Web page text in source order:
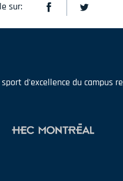
sur:
d'excellence du campus